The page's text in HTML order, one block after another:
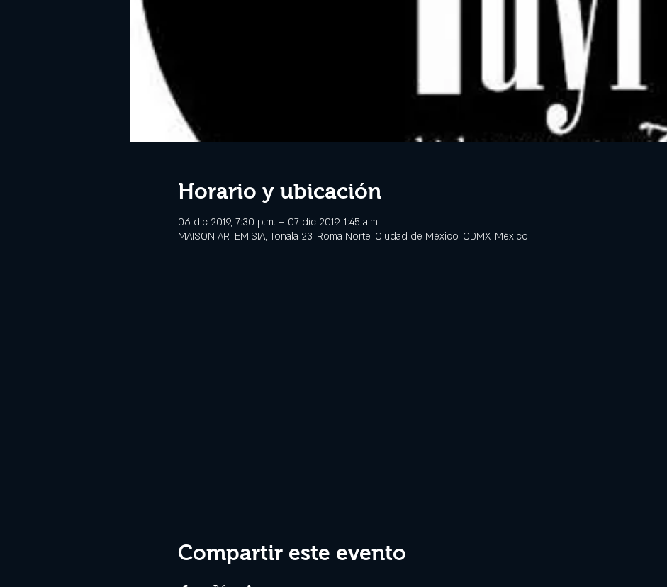
Horario y ubicación
06 dic 2019, 7:30 p.m. – 07 dic 2019, 1:45 a.m.
MAISON ARTEMISIA, Tonalá 23, Roma Norte, Ciudad de México, CDMX, México
Compartir este evento